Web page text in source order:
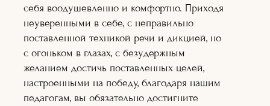
аж
Режиссура
Художник по
гриму
Теле-
Ораторское
искусство
Кинопроект+съё
себя воодушевленно и комфортно. Приходя
неуверенными в себе, с неправильно
поставленной техникой речи и дикцией, но
с огоньком в глазах, с безудержным
желанием достичь поставленных целей,
настроенными на победу, благодаря нашим
педагогам, вы обязательно достигните